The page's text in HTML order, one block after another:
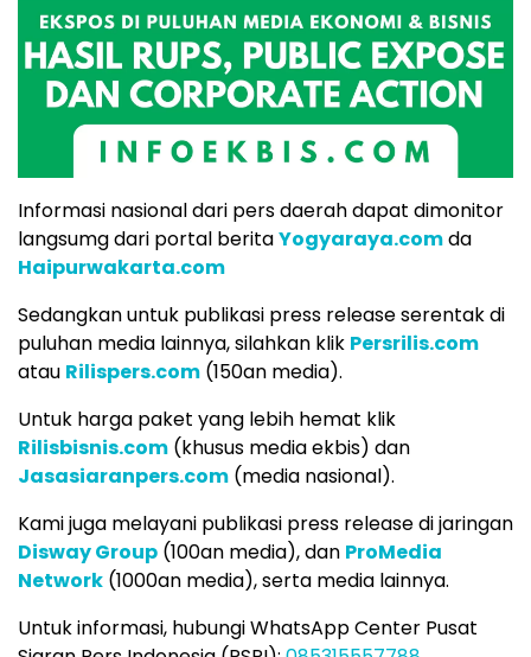
Informasi nasional dari pers daerah dapat dimonitor
langsumg dari portal beritaYogyaraya.comda
Haipurwakarta.com
Sedangkan untuk publikasi press release serentak di
puluhan media lainnya, silahkan klik Persrilis.com
atau Rilispers.com (150an media).
Untuk harga paket yang lebih hemat klik
Rilisbisnis.com (khusus media ekbis) dan
Jasasiaranpers.com (media nasional).
Kami juga melayani publikasi press release di jaringan
Disway Group (100an media), dan ProMedia
Network (1000an media), serta media lainnya.
Untuk informasi, hubungi WhatsApp Center Pusat